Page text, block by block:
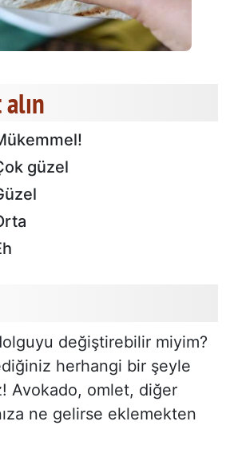
güzel
değiştirebilir miyim?
herhangi bir şeyle
Avokado, omlet, diğer
ne gelirse eklemekten